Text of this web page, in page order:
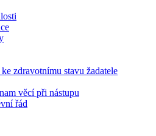
zdravotnímu stavu žadatele
věcí při nástupu
řád